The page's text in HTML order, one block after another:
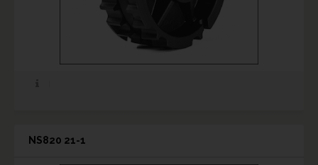
NS820 21-1